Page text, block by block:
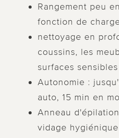
Rangement peu
fonction de
nettoyage en
coussins, les
surfaces sensibles
Autonomie :
auto, 15 min en
Anneau
vidage hygiénique